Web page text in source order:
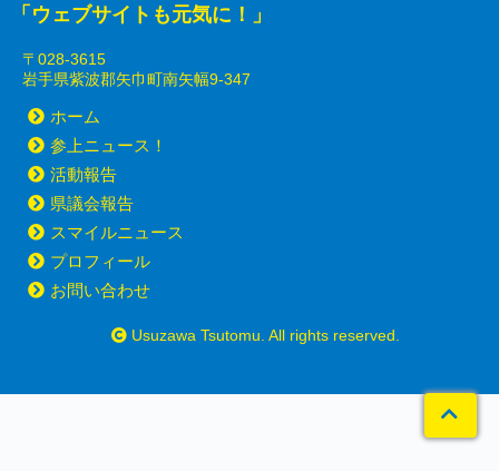
「ウェブサイトも元気に！」
〒028-3615
岩手県紫波郡矢巾町南矢幅9-347
ホーム
参上ニュース！
活動報告
県議会報告
スマイルニュース
プロフィール
お問い合わせ
Usuzawa Tsutomu. All rights reserved.